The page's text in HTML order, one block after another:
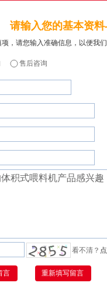
请输入您的基本资
项，请您输入准确信息，以便我
售后咨询
看不清？